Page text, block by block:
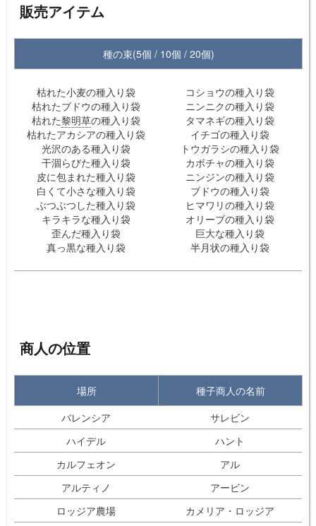
販売アイテム
種の束(5個 / 10個 / 20個)
枯れた小麦の種入り袋
枯れたブドウの種入り袋
枯れた黎明草の種入り袋
枯れたアカシアの種入り袋
光沢のある種入り袋
干涸らびた種入り袋
皮に包まれた種入り袋
白くて小さな種入り袋
ぶつぶつした種入り袋
キラキラな種入り袋
歪んだ種入り袋
真っ黒な種入り袋
コショウの種入り袋
ニンニクの種入り袋
タマネギの種入り袋
イチゴの種入り袋
トウガラシの種入り袋
カボチャの種入り袋
ニンジンの種入り袋
ブドウの種入り袋
ヒマワリの種入り袋
オリーブの種入り袋
巨大な種入り袋
半月状の種入り袋
商人の位置
場所
種子商人の名前
バレンシア
サレビン
ハイデル
ハント
カルフェオン
アル
アルティノ
アービン
ロッジア農場
カメリア・ロッジア